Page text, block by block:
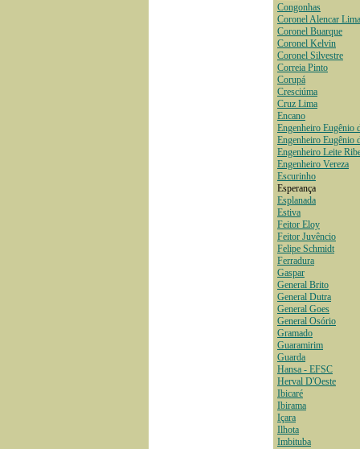
Congonhas
Coronel Alencar Lima
Coronel Buarque
Coronel Kelvin
Coronel Silvestre
Correia Pinto
Corupá
Cresciúma
Cruz Lima
Encano
Engenheiro Eugênio
Engenheiro Eugênio
Engenheiro Leite
Engenheiro Vereza
Escurinho
Esperança
Esplanada
Estiva
Feitor Eloy
Feitor Juvêncio
Felipe Schmidt
Ferradura
Gaspar
General Brito
General Dutra
General Goes
General Osório
Gramado
Guaramirim
Guarda
Hansa - EFSC
Herval D'Oeste
Ibicaré
Ibirama
Içara
Ilhota
Imbituba